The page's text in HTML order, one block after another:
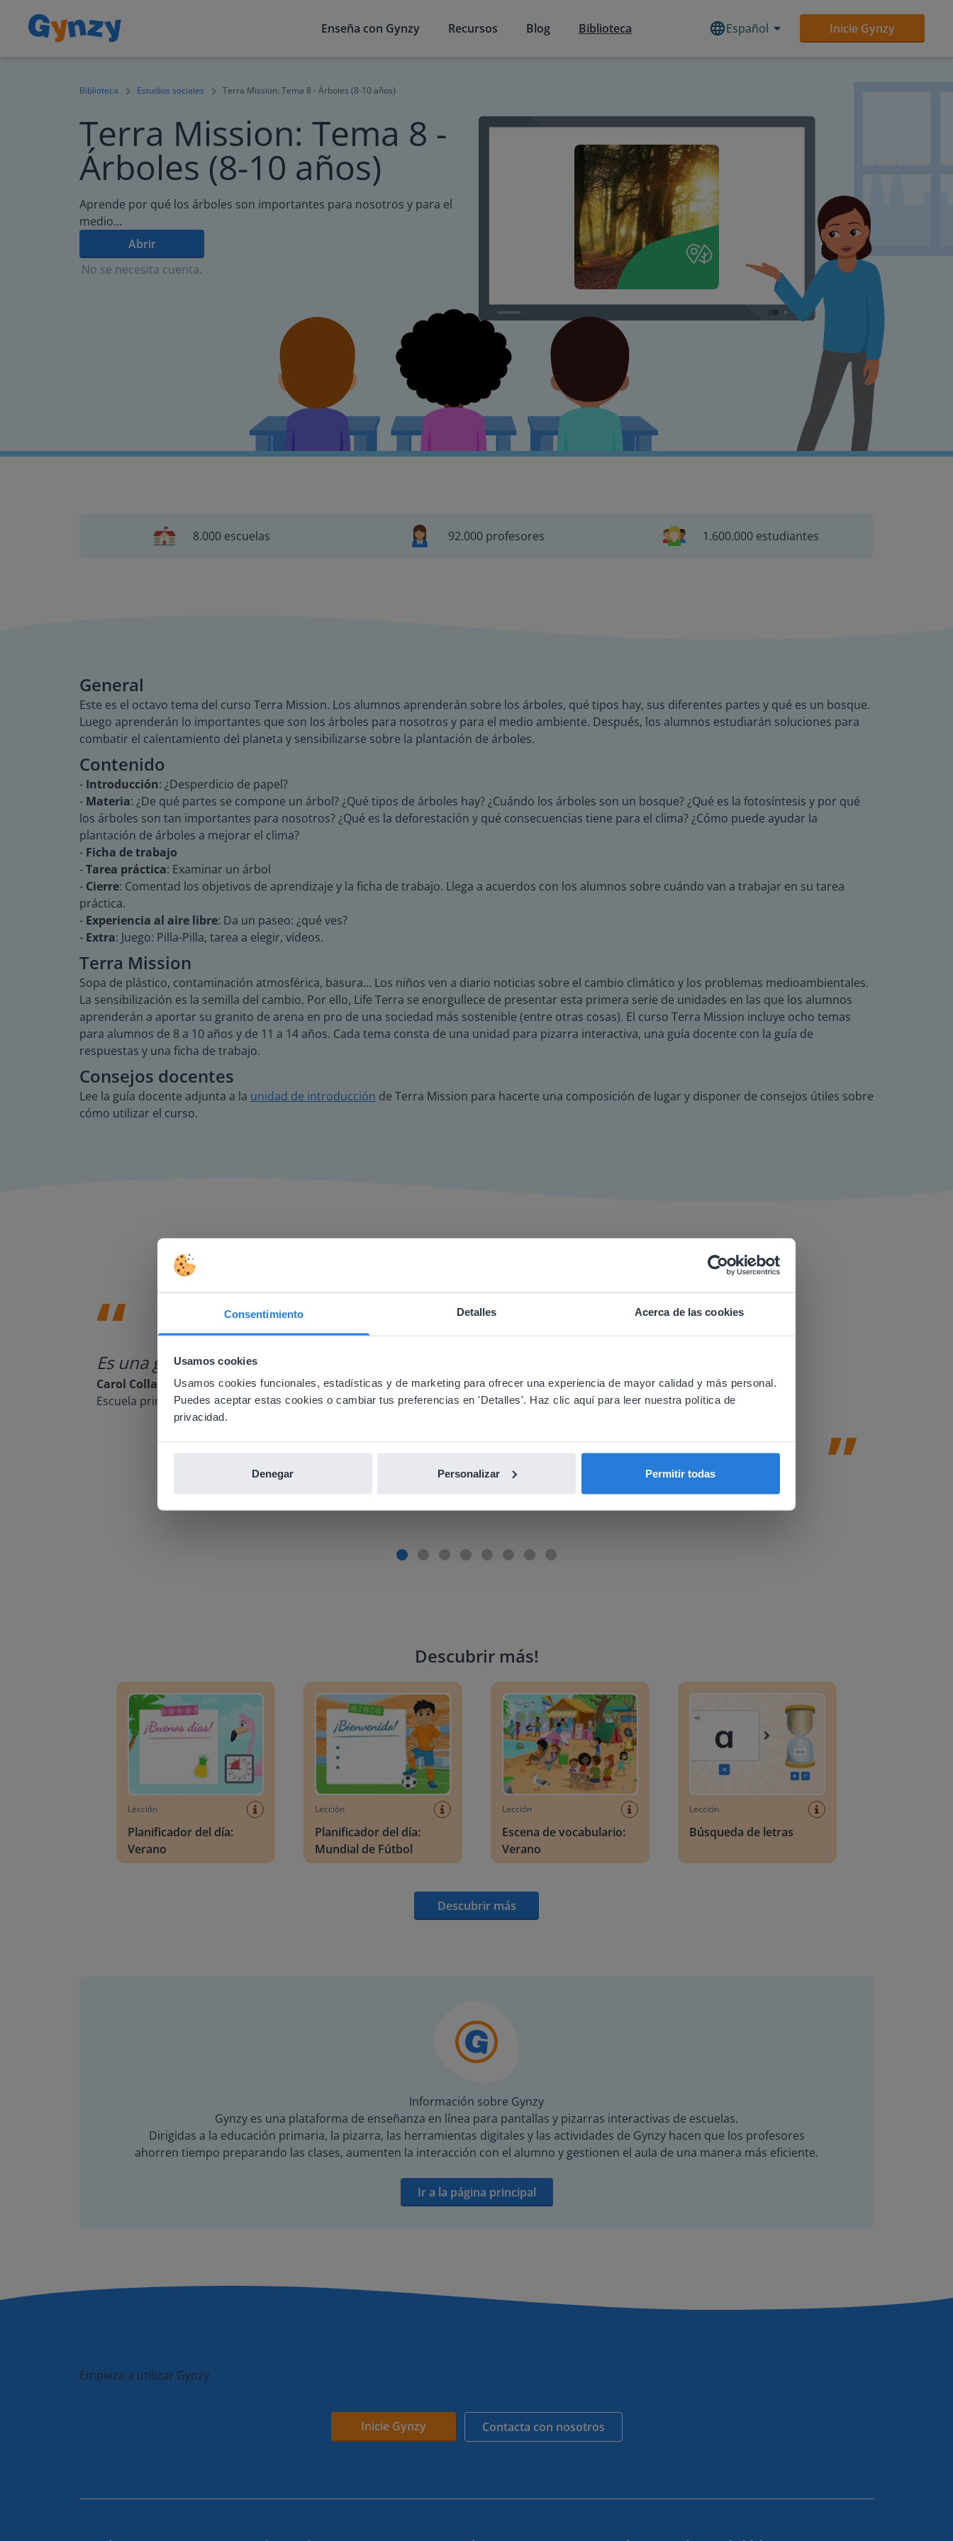
Consentimiento Detalles Acerca de las cookies
Usamos cookies
Usamos cookies funcionales, estadísticas y de marketing para ofrecer una experiencia de mayor calidad y más personal.
Puedes aceptar estas cookies o cambiar tus preferencias en 'Detalles'. Haz clic aquí para leer nuestra política de
privacidad.
Denegar Personalizar Permitir todas
Enseña con Gynzy Recursos Blog Biblioteca Español Inicie Gynzy
Biblioteca Estudios sociales Terra Mission: Tema 8 - Árboles (8-10 años)
Terra Mission: Tema 8 -
Árboles (8-10 años)
Aprende por qué los árboles son importantes para nosotros y para el
medio...
Abrir
No se necesita cuenta.
8.000 escuelas 92.000 profesores 1.600.000 estudiantes
General
Este es el octavo tema del curso Terra Mission. Los alumnos aprenderán sobre los árboles, qué tipos hay, sus diferentes partes y qué es un bosque.
Luego aprenderán lo importantes que son los árboles para nosotros y para el medio ambiente. Después, los alumnos estudiarán soluciones para
combatir el calentamiento del planeta y sensibilizarse sobre la plantación de árboles.
Contenido
- Introducción: ¿Desperdicio de papel?
- Materia: ¿De qué partes se compone un árbol? ¿Qué tipos de árboles hay? ¿Cuándo los árboles son un bosque? ¿Qué es la fotosíntesis y por qué
los árboles son tan importantes para nosotros? ¿Qué es la deforestación y qué consecuencias tiene para el clima? ¿Cómo puede ayudar la
plantación de árboles a mejorar el clima?
- Ficha de trabajo
-Tarea práctica: Examinar un árbol
- Cierre: Comentad los objetivos de aprendizaje y la ficha de trabajo. Llega a acuerdos con los alumnos sobre cuándo van a trabajar en su tarea
práctica.
- Experiencia al aire libre: Da un paseo: ¿qué ves?
- Extra: Juego: Pilla-Pilla, tarea a elegir, vídeos.
Terra Mission
Sopa de plástico, contaminación atmosférica, basura... Los niños ven a diario noticias sobre el cambio climático y los problemas medioambientales.
La sensibilización es la semilla del cambio. Por ello, Life Terra se enorgullece de presentar esta primera serie de unidades en las que los alumnos
aprenderán a aportar su granito de arena en pro de una sociedad más sostenible (entre otras cosas). El curso Terra Mission incluye ocho temas
para alumnos de 8 a 10 años y de 11 a 14 años. Cada tema consta de una unidad para pizarra interactiva, una guía docente con la guía de
respuestas y una ficha de trabajo.
Consejos docentes
Lee la guía docente adjunta a la unidad de introducción de Terra Mission para hacerte una composición de lugar y disponer de consejos útiles sobre
cómo utilizar el curso.
Es una gran herramienta que utilizo con mi pizarra y con la formación a distancia.
Carol Collack
Escuela primaria Frank Kim, Nevada
Descubrir más!
Lección
Planificador del día:
Verano
Lección
Planificador del día:
Mundial de Fútbol
Lección
Escena de vocabulario:
Verano
Lección
Búsqueda de letras
Descubrir más
Información sobre Gynzy
Gynzy es una plataforma de enseñanza en línea para pantallas y pizarras interactivas de escuelas.
Dirigidas a la educación primaria, la pizarra, las herramientas digitales y las actividades de Gynzy hacen que los profesores
ahorren tiempo preparando las clases, aumenten la interacción con el alumno y gestionen el aula de una manera más eficiente.
Ir a la página principal
Empieza a utilizar Gynzy
Inicie Gynzy Contacta con nosotros
This website doesn't match your location
There you'll find regional content and pricing.
English
Español